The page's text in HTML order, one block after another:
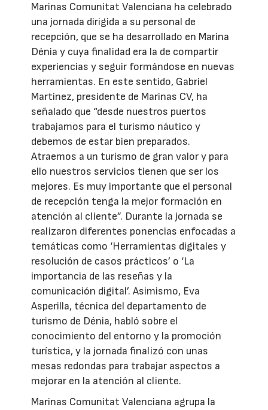
Marinas Comunitat Valenciana ha celebrado
una jornada dirigida a su personal de
recepción, que se ha desarrollado en Marina
Dénia y cuya finalidad era la de compartir
experiencias y seguir formándose en nuevas
herramientas. En este sentido, Gabriel
Martínez, presidente de Marinas CV, ha
señalado que “desde nuestros puertos
trabajamos para el turismo náutico y
debemos de estar bien preparados.
Atraemos a un turismo de gran valor y para
ello nuestros servicios tienen que ser los
mejores. Es muy importante que el personal
de recepción tenga la mejor formación en
atención al cliente”. Durante la jornada se
realizaron diferentes ponencias enfocadas a
temáticas como ‘Herramientas digitales y
resolución de casos prácticos’ o ‘La
importancia de las reseñas y la
comunicación digital’. Asimismo, Eva
Asperilla, técnica del departamento de
turismo de Dénia, habló sobre el
conocimiento del entorno y la promoción
turística, y la jornada finalizó con unas
mesas redondas para trabajar aspectos a
mejorar en la atención al cliente.
Marinas Comunitat Valenciana agrupa la